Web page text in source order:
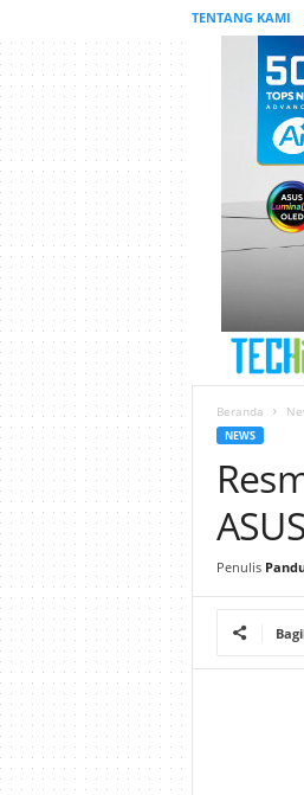
TENTANG KAMI
Beranda
NEWS
Penulis